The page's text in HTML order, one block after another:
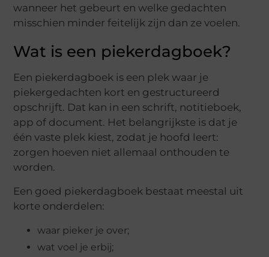
wanneer het gebeurt en welke gedachten
misschien minder feitelijk zijn dan ze voelen.
Wat is een piekerdagboek?
Een piekerdagboek is een plek waar je
piekergedachten kort en gestructureerd
opschrijft. Dat kan in een schrift, notitieboek,
app of document. Het belangrijkste is dat je
één vaste plek kiest, zodat je hoofd leert:
zorgen hoeven niet allemaal onthouden te
worden.
Een goed piekerdagboek bestaat meestal uit
korte onderdelen:
waar pieker je over;
wat voel je erbij;